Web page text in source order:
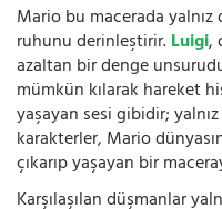
Mario bu macerada
ruhunu derinleştirir.Luigi,
azaltan bir denge
mümkün kılarak hareket
yaşayan sesi gibidir;
karakterler, Mario
çıkarıp yaşayan bir
Karşılaşılan düşmanlar